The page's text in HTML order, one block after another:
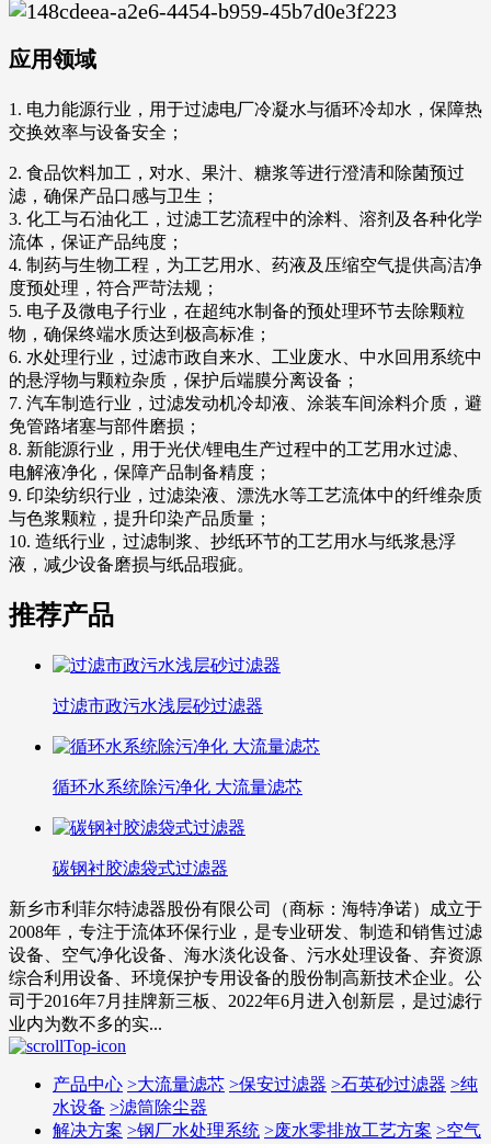
应用领域
1. 电力能源行业，用于过滤电厂冷凝水与循环冷却水，保障热
交换效率与设备安全；
2. 食品饮料加工，对水、果汁、糖浆等进行澄清和除菌预过
滤，确保产品口感与卫生；
3. 化工与石油化工，过滤工艺流程中的涂料、溶剂及各种化学
流体，保证产品纯度；
4. 制药与生物工程，为工艺用水、药液及压缩空气提供高洁净
度预处理，符合严苛法规；
5. 电子及微电子行业，在超纯水制备的预处理环节去除颗粒
物，确保终端水质达到极高标准；
6. 水处理行业，过滤市政自来水、工业废水、中水回用系统中
的悬浮物与颗粒杂质，保护后端膜分离设备；
7. 汽车制造行业，过滤发动机冷却液、涂装车间涂料介质，避
免管路堵塞与部件磨损；
8. 新能源行业，用于光伏/锂电生产过程中的工艺用水过滤、
电解液净化，保障产品制备精度；
9. 印染纺织行业，过滤染液、漂洗水等工艺流体中的纤维杂质
与色浆颗粒，提升印染产品质量；
10. 造纸行业，过滤制浆、抄纸环节的工艺用水与纸浆悬浮
液，减少设备磨损与纸品瑕疵。
推荐产品
过滤市政污水浅层砂过滤器
循环水系统除污净化 大流量滤芯
碳钢衬胶滤袋式过滤器
新乡市利菲尔特滤器股份有限公司（商标：海特净诺）成立于
2008年，专注于流体环保行业，是专业研发、制造和销售过滤
设备、空气净化设备、海水淡化设备、污水处理设备、弃资源
综合利用设备、环境保护专用设备的股份制高新技术企业。公
司于2016年7月挂牌新三板、2022年6月进入创新层，是过滤行
业内为数不多的实...
产品中心 >大流量滤芯 >保安过滤器 >石英砂过滤器 >纯
水设备 >滤筒除尘器
解决方案 >钢厂水处理系统 >废水零排放工艺方案 >空气